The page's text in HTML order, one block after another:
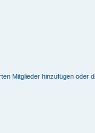
Mitglieder hinzufügen oder